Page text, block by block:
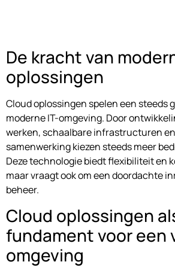
De kracht van
oplossingen
Cloud oplossingen spelen een steeds
moderne IT-omgeving. Door
werken, schaalbare infrastructuren
samenwerking kiezen steeds meer
Deze technologie biedt flexibiliteit en
maar vraagt ook om een doordachte
beheer.
Cloud oplossingen
fundament voor een
omgeving